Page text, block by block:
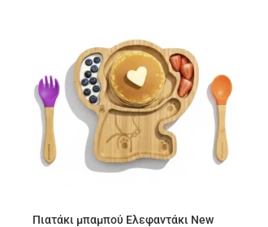
Πιατάκι μπαμπού Ελεφαντάκι New